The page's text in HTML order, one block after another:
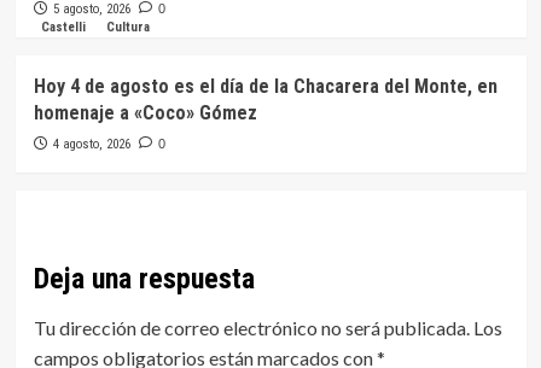
5 agosto, 2026 0
Castelli Cultura
Hoy 4 de agosto es el día de la Chacarera del Monte, en
homenaje a «Coco» Gómez
4 agosto, 2026 0
Deja una respuesta
Tu dirección de correo electrónico no será publicada. Los
campos obligatorios están marcados con*